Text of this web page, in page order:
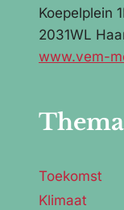
Koepelplein
2031WL
www.vem-
Thema
Toekomst
Klimaat